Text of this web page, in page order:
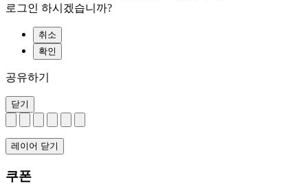
로그인 하시겠습니까?
취소
확인
공유하기
닫기
레이어 닫기
쿠폰